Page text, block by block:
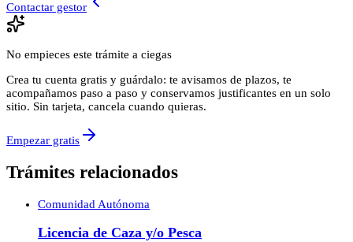
Contactar gestor
No empieces este trámite a ciegas
Crea tu cuenta gratis y guárdalo: te avisamos de plazos, te
acompañamos paso a paso y conservamos justificantes en un solo
sitio. Sin tarjeta, cancela cuando quieras.
Empezar gratis
Trámites relacionados
Comunidad Autónoma
Licencia de Caza y/o Pesca